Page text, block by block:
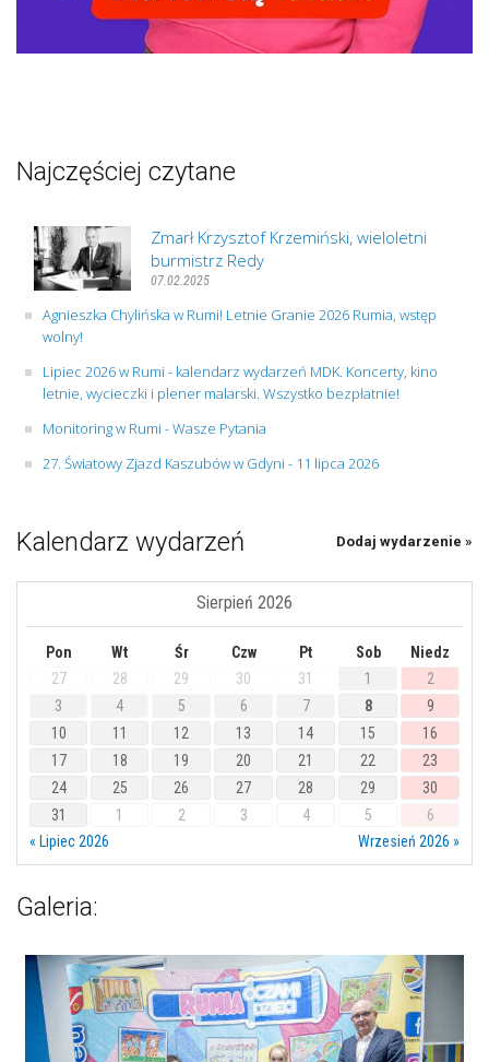
Najczęściej czytane
Zmarł Krzysztof Krzemiński, wieloletni
burmistrz Redy
07.02.2025
Agnieszka Chylińska w Rumi! Letnie Granie 2026 Rumia, wstęp
wolny!
Lipiec 2026 w Rumi - kalendarz wydarzeń MDK. Koncerty, kino
letnie, wycieczki i plener malarski. Wszystko bezpłatnie!
Monitoring w Rumi - Wasze Pytania
27. Światowy Zjazd Kaszubów w Gdyni - 11 lipca 2026
Kalendarz wydarzeń Dodaj wydarzenie »
Sierpień 2026
Pon Wt Śr Czw Pt Sob
Niedz
27
28 29 30 31 1
2
3
4 5 6 7 8
9
10
11 12 13 14 15
16
17
18 19 20 21 22
23
24
25 26 27 28 29
30
31
1 2 3 4 5
6
« Lipiec 2026
Wrzesień 2026 »
Galeria: